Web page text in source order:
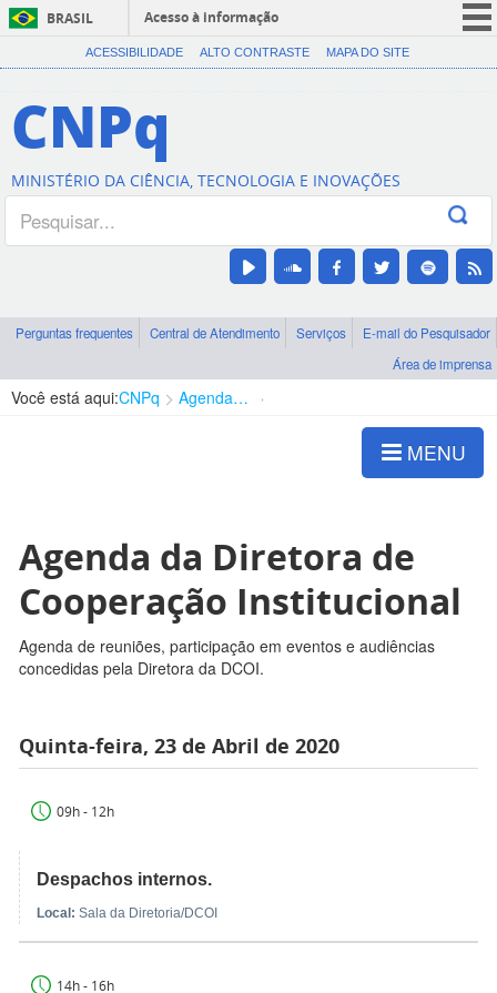
BRASIL
Acesso à informação
CORONAVÍRUS (COVID-19)
Canais
ACESSIBILIDADE ALTO CONTRASTE MAPA DO SITE
CNPq
MINISTÉRIO DA CIÊNCIA, TECNOLOGIA E INOVAÇÕES
Perguntas frequentes Central de Atendimento Serviços
E-mail do Pesquisador
Área de imprensa
Você está aqui:CNPq Agenda de autoridades
MENU
Agenda da Diretora de
Cooperação Institucional
Agenda de reuniões, participação em eventos e audiências
concedidas pela Diretora da DCOI.
Quinta-feira, 23 de Abril de 2020
09h - 12h
Despachos internos.
Local: Sala da Diretoria/DCOI
14h - 16h